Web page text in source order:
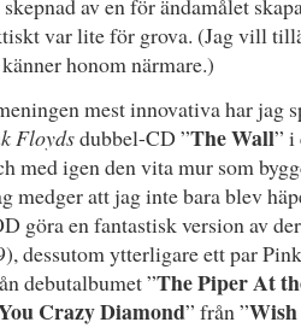
skepnad av en för ändamålet
var lite för grova. (Jag vill
honom närmare.)
mest innovativa har jag
Floydsdubbel-CD ”The Wall” i
med igen den vita mur som
medger att jag inte bara blev
göra en fantastisk version av
dessutom ytterligare ett par
debutalbumet ”The Piper At
Crazy Diamond” från ”